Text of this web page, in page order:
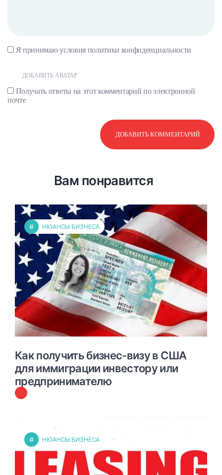
Я принимаю условия политики конфиденциальности
ДОБАВИТЬ АВАТАР
Получать ответы на этот комментарий по электронной
почте
Вам понравится
# НЮАНСЫ БИЗНЕСА
Как получить бизнес-визу в США
для иммиграции инвестору или
предпринимателю
# НЮАНСЫ БИЗНЕСА